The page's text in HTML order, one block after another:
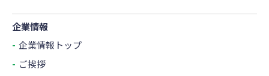
企業情報
企業情報トップ
ご挨拶